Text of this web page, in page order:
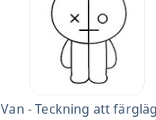
Van - Teckning att